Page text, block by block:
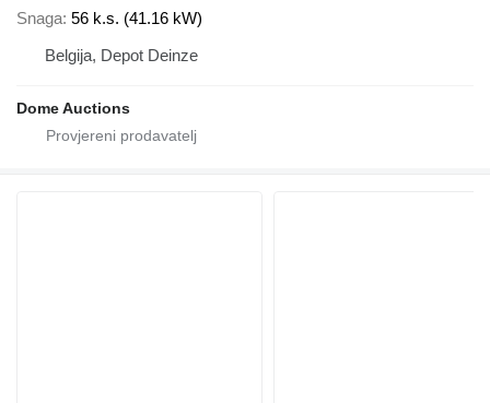
Snaga 56 k.s. (41.16 kW)
Belgija, Depot Deinze
Dome Auctions